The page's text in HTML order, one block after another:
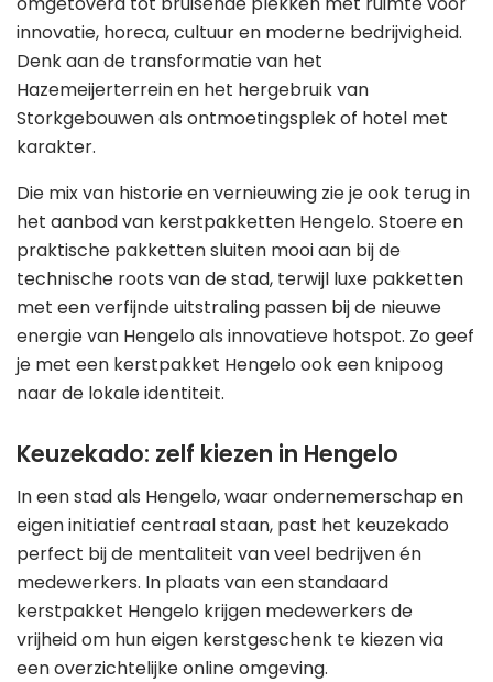
innovatie, horeca, cultuur en moderne bedrijvigheid.
Denk aan de transformatie van het
Hazemeijerterrein en het hergebruik van
Storkgebouwen als ontmoetingsplek of hotel met
karakter.
Die mix van historie en vernieuwing zie je ook terug in
het aanbod van kerstpakketten Hengelo. Stoere en
praktische pakketten sluiten mooi aan bij de
technische roots van de stad, terwijl luxe pakketten
met een verfijnde uitstraling passen bij de nieuwe
energie van Hengelo als innovatieve hotspot. Zo geef
je met een kerstpakket Hengelo ook een knipoog
naar de lokale identiteit.
Keuzekado: zelf kiezen in Hengelo
In een stad als Hengelo, waar ondernemerschap en
eigen initiatief centraal staan, past het keuzekado
perfect bij de mentaliteit van veel bedrijven én
medewerkers. In plaats van een standaard
kerstpakket Hengelo krijgen medewerkers de
vrijheid om hun eigen kerstgeschenk te kiezen via
een overzichtelijke online omgeving.